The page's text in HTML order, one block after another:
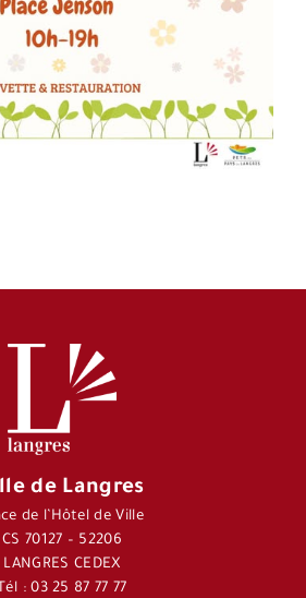
de Langres
de l’Hôtel de Ville
CS 70127 – 52206
LANGRES CEDEX
: 03 25 87 77 77